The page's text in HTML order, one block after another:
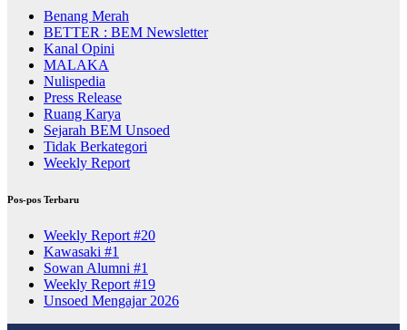
Benang Merah
BETTER : BEM Newsletter
Kanal Opini
MALAKA
Nulispedia
Press Release
Ruang Karya
Sejarah BEM Unsoed
Tidak Berkategori
Weekly Report
Pos-pos Terbaru
Weekly Report #20
Kawasaki #1
Sowan Alumni #1
Weekly Report #19
Unsoed Mengajar 2026